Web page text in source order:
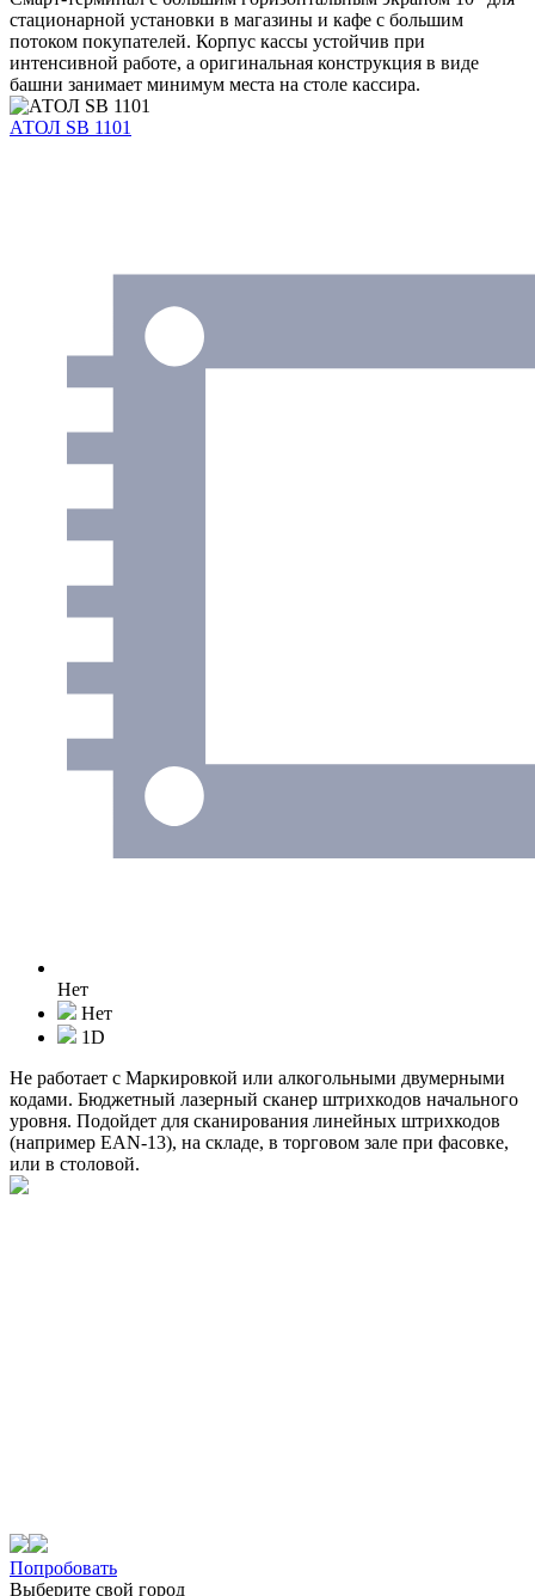
стационарной установки в магазины и кафе с большим
потоком покупателей. Корпус кассы устойчив при
интенсивной работе, а оригинальная конструкция в виде
башни занимает минимум места на столе кассира.
АТОЛ SB 1101
Нет
Нет
1D
Не работает с Маркировкой или алкогольными двумерными
кодами. Бюджетный лазерный сканер штрихкодов начального
уровня. Подойдет для сканирования линейных штрихкодов
(например EAN-13), на складе, в торговом зале при фасовке,
или в столовой.
Попробовать
Выберите свой город